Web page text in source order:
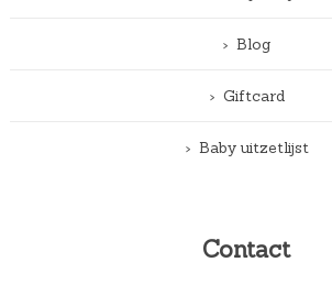
Blog
Giftcard
Baby uitzetlijst
Contact